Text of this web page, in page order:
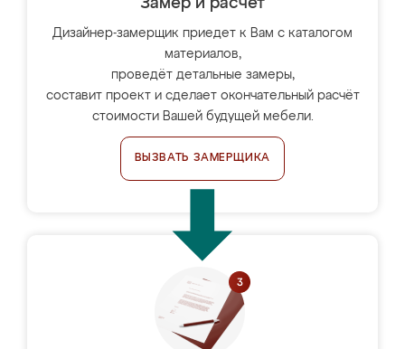
Замер и расчет
Дизайнер-замерщик приедет к Вам с каталогом
материалов,
проведёт детальные замеры,
составит проект и сделает окончательный расчёт
стоимости Вашей будущей мебели.
ВЫЗВАТЬ ЗАМЕРЩИКА